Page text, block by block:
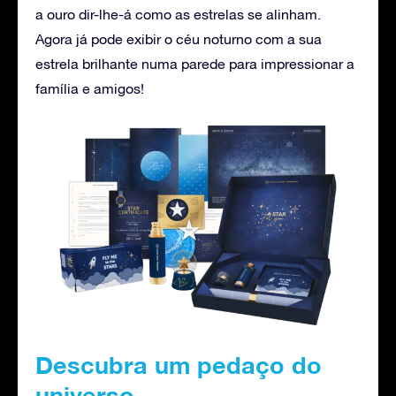
a ouro dir-lhe-á como as estrelas se alinham.
Agora já pode exibir o céu noturno com a sua
estrela brilhante numa parede para impressionar a
família e amigos!
Descubra um pedaço do